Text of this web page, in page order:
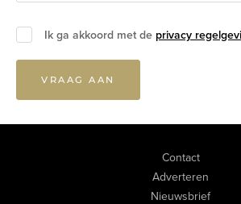
Ik ga akkoord met de privacy
VRAAG AAN
Contact
Adverteren
Nieuwsbrief